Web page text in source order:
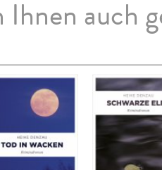
auch